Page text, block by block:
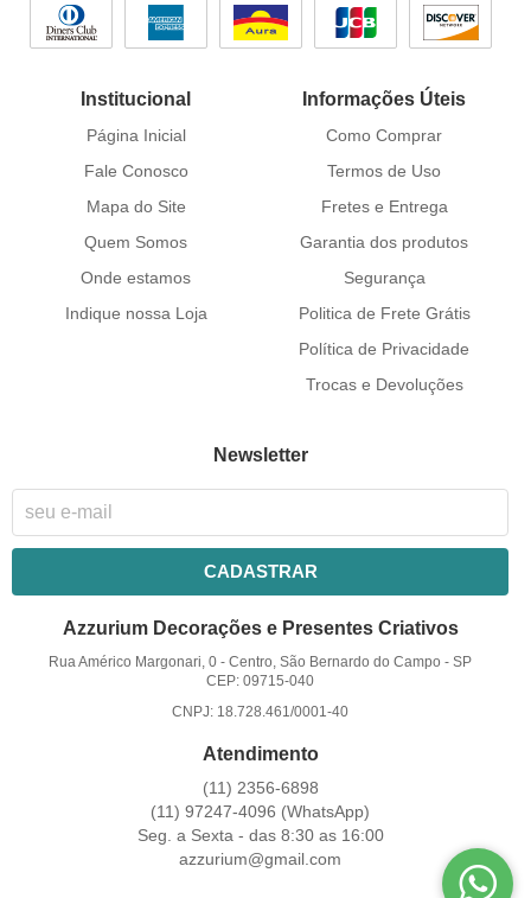
Institucional
Página Inicial
Fale Conosco
Mapa do Site
Quem Somos
Onde estamos
Indique nossa Loja
Informações Úteis
Como Comprar
Termos de Uso
Fretes e Entrega
Garantia dos produtos
Segurança
Politica de Frete Grátis
Política de Privacidade
Trocas e Devoluções
Newsletter
CADASTRAR
Azzurium Decorações e Presentes Criativos
Rua Américo Margonari, 0 -Centro, São Bernardo do Campo -SP
CEP: 09715-040
CNPJ: 18.728.461/0001-40
Atendimento
(11) 2356-6898
(11) 97247-4096 (WhatsApp)
Seg. a Sexta - das 8:30 as 16:00
azzurium@gmail.com